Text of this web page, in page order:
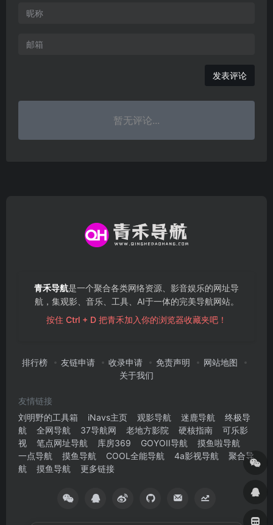
发表评论
暂无评论...
青禾导航是一个聚合各类网络资源、影音娱乐的网址导
航，集观影、音乐、工具、AI于一体的完美导航网站。
按住 Ctrl + D 把青禾加入你的浏览器收藏夹吧！
排行榜 友链申请 收录申请 免责声明
网站地图
关于我们
友情链接
刘明野的工具箱
iNavs主页 观影导航 迷鹿导航
终极导
航
全网导航 37导航网 老地方影院 硬核指南
可乐影
视
笔点网址导航 库房369 GOYOII导航
摸鱼啦导航
一点导航
摸鱼导航 COOL全能导航 4a影视导航
聚合导
航
摸鱼导航 更多链接